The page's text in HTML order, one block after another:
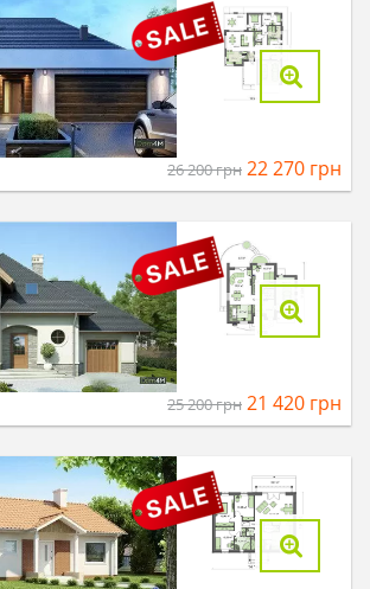
26 200грн 22 270 грн
25 200грн 21 420 грн